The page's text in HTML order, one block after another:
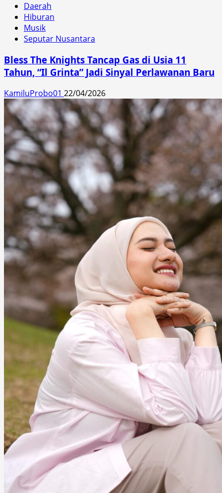
Daerah
Hiburan
Musik
Seputar Nusantara
Bless The Knights Tancap Gas di Usia 11
Tahun, “Il Grinta” Jadi Sinyal Perlawanan Baru
KamiluProbo01 22/04/2026